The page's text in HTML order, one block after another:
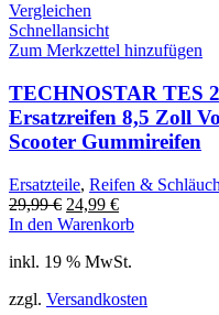
Vergleichen
Schnellansicht
Zum Merkzettel hinzufügen
TECHNOSTAR TES
Ersatzreifen 8,5 Zoll
Scooter Gummireifen
Ersatzteile, Reifen &
29,99€ Ursprünglicher
Preis
29,99 €
24,99 €Aktueller
Preis
24,99 €.
In den Warenkorb
inkl. 19 % MwSt.
zzgl. Versandkosten